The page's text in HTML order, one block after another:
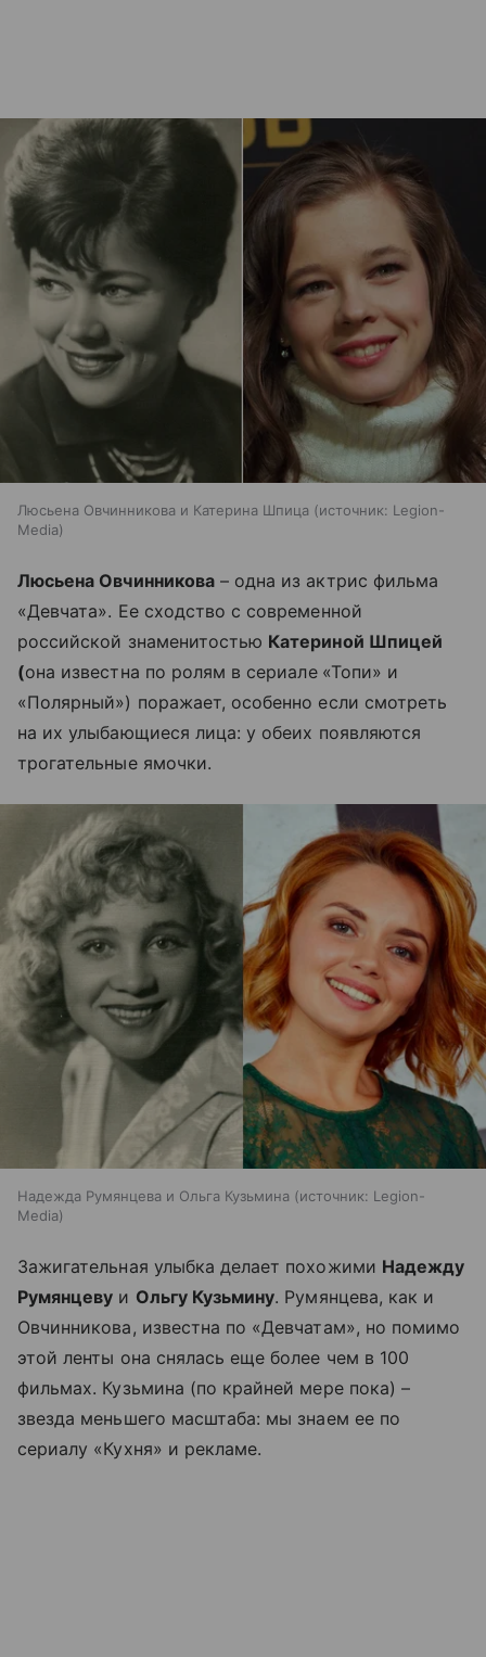
Люсьена Овчинникова и Катерина Шпица источник: Legion-
Media
Люсьена Овчинникова– одна из актрис фильма
«Девчата». Ее сходство с современной
российской знаменитостью Катериной Шпицей
(она известна по ролям в сериале «Топи» и
«Полярный») поражает, особенно если смотреть
на их улыбающиеся лица: у обеих появляются
трогательные ямочки.
Надежда Румянцева и Ольга Кузьмина источник: Legion-
Media
Зажигательная улыбка делает похожими Надежду
Румянцеву и Ольгу Кузьмину. Румянцева, как и
Овчинникова, известна по «Девчатам», но помимо
этой ленты она снялась еще более чем в 100
фильмах. Кузьмина (по крайней мере пока) –
звезда меньшего масштаба: мы знаем ее по
сериалу «Кухня» и рекламе.